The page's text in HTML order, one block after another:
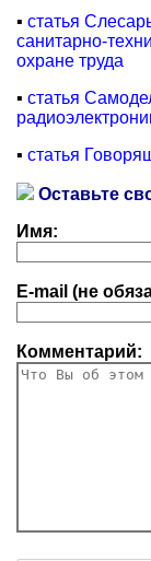
▪ статья
санитарно-
охране труда
▪ статья
▪ статья
Оставьте
Имя:
E-mail (не
Комментарий: